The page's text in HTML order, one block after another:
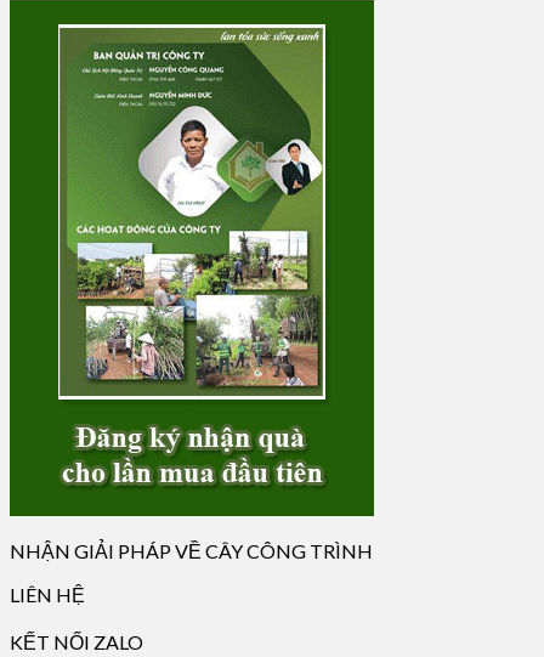
NHẬN GIẢI PHÁP VỀ CÂY CÔNG TRÌNH
LIÊN HỆ
KẾT NỐI ZALO